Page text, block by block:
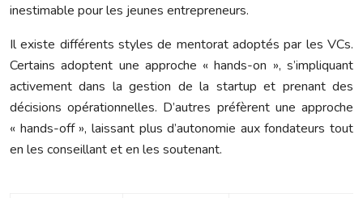
inestimable pour les jeunes entrepreneurs.
Il existe différents styles de mentorat adoptés par les VCs.
Certains adoptent une approche « hands-on », s’impliquant
activement dans la gestion de la startup et prenant des
décisions opérationnelles. D’autres préfèrent une approche
« hands-off », laissant plus d’autonomie aux fondateurs tout
en les conseillant et en les soutenant.